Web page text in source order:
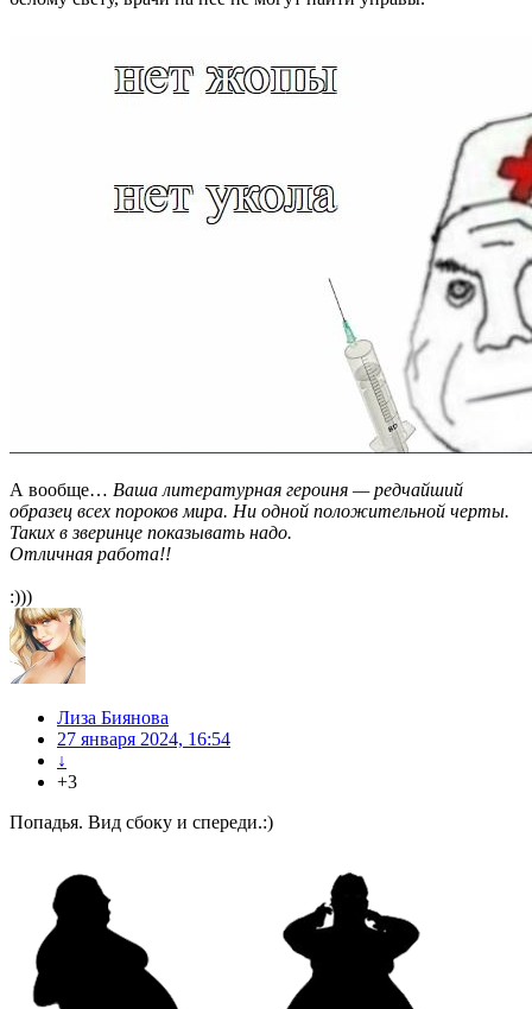
А вообще… Ваша литературная героиня — редчайший
образец всех пороков мира. Ни одной положительной черты.
Таких в зверинце показывать надо.
Отличная работа!!
:)))
Лиза Биянова
27 января 2024, 16:54
↓
+3
Попадья. Вид сбоку и спереди.:)